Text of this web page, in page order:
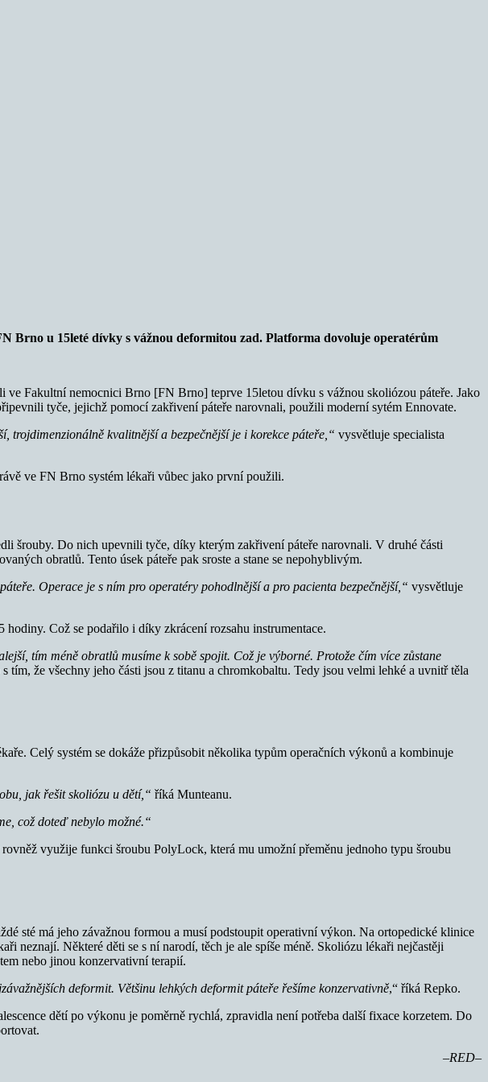
Brno u 15leté dívky s vážnou deformitou zad. Platforma dovoluje operatérům
Fakultní nemocnici Brno [FN Brno] teprve 15letou dívku s vážnou skoliózou páteře. Jako
tyče, jejichž pomocí zakřivení páteře narovnali, použili moderní sytém Ennovate.
trojdimenzionálně kvalitnější a bezpečnější je i korekce páteře,“ vysvětluje specialista
ve FN Brno systém lékaři vůbec jako první použili.
šrouby. Do nich upevnili tyče, díky kterým zakřivení páteře narovnali. V druhé části
obratlů. Tento úsek páteře pak sroste a stane se nepohyblivým.
Operace je s ním pro operatéry pohodlnější a pro pacienta bezpečnější,“ vysvětluje
Což se podařilo i díky zkrácení rozsahu instrumentace.
tím méně obratlů musíme k sobě spojit. Což je výborné. Protože čím více zůstane
tím, že všechny jeho části jsou z titanu a chromkobaltu. Tedy jsou velmi lehké a uvnitř těla
Celý systém se dokáže přizpůsobit několika typům operačních výkonů a kombinuje
jak řešit skoliózu u dětí,“ říká Munteanu.
což doteď nebylo možné.“
využije funkci šroubu PolyLock, která mu umožní přeměnu jednoho typu šroubu
sté má jeho závažnou formou a musí podstoupit operativní výkon. Na ortopedické klinice
neznají. Některé děti se s ní narodí, těch je ale spíše méně. Skoliózu lékaři nejčastěji
nebo jinou konzervativní terapií.
deformit. Většinu lehkých deformit páteře řešíme konzervativně,“ říká Repko.
dětí po výkonu je poměrně rychlá́, zpravidla není potřeba další fixace korzetem. Do
–RED–